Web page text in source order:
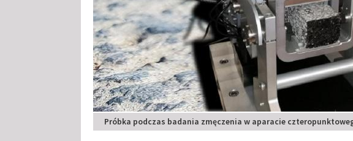
Próbka podczas badania zmęczenia w aparacie